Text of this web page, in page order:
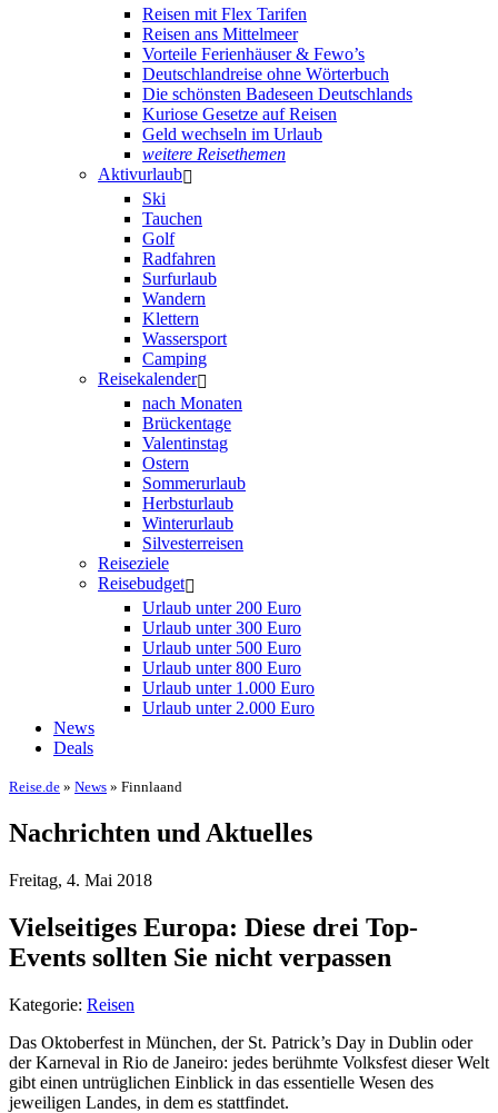
Reisen mit Flex Tarifen
Reisen ans Mittelmeer
Vorteile Ferienhäuser & Fewo’s
Deutschlandreise ohne Wörterbuch
Die schönsten Badeseen Deutschlands
Kuriose Gesetze auf Reisen
Geld wechseln im Urlaub
weitere Reisethemen
Aktivurlaub
Ski
Tauchen
Golf
Radfahren
Surfurlaub
Wandern
Klettern
Wassersport
Camping
Reisekalender
nach Monaten
Brückentage
Valentinstag
Ostern
Sommerurlaub
Herbsturlaub
Winterurlaub
Silvesterreisen
Reiseziele
Reisebudget
Urlaub unter 200 Euro
Urlaub unter 300 Euro
Urlaub unter 500 Euro
Urlaub unter 800 Euro
Urlaub unter 1.000 Euro
Urlaub unter 2.000 Euro
News
Deals
Reise.de » News » Finnlaand
Nachrichten und Aktuelles
Freitag, 4. Mai 2018
Vielseitiges Europa: Diese drei Top-
Events sollten Sie nicht verpassen
Kategorie: Reisen
Das Oktoberfest in München, der St. Patrick’s Day in Dublin oder
der Karneval in Rio de Janeiro: jedes berühmte Volksfest dieser Welt
gibt einen untrüglichen Einblick in das essentielle Wesen des
jeweiligen Landes, in dem es stattfindet.